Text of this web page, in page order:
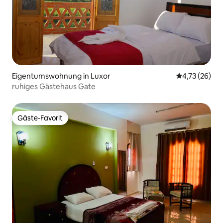
Eigentumswohnung in Luxor
4,73 (26)
ruhiges Gästehaus Gate
Gäste-Favorit
Gäste-Favorit